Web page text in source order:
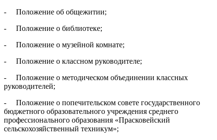
- Положение об общежитии;
- Положение о библиотеке;
- Положение о музейной комнате;
- Положение о классном руководителе;
- Положение о методическом объединении классных
руководителей;
- Положение о попечительском совете государственного
бюджетного образовательного учреждения среднего
профессионального образования «Прасковейский
сельскохозяйственный техникум»;